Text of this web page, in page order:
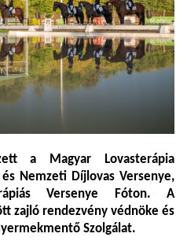
a Magyar Lovasterápia
Nemzeti Díjlovas Versenye,
Versenye Fóton. A
zajló rendezvény védnöke és
Szolgálat.